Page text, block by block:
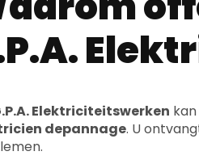
Elektriciteitswerken
depannage. U